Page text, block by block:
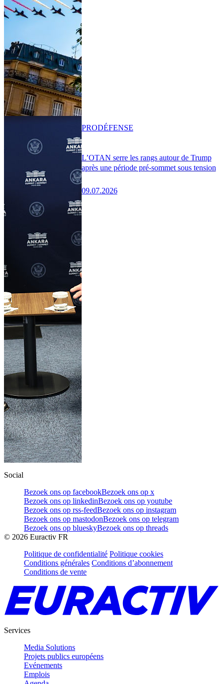
L’OTAN serre les rangs autour de Trump
après une période pré-sommet sous tension
09.07.2026
PRODÉFENSE
Social
Bezoek ons op facebookBezoek ons op x
Bezoek ons op linkedinBezoek ons op youtube
Bezoek ons op rss-feedBezoek ons op instagram
Bezoek ons op mastodonBezoek ons op telegram
Bezoek ons op blueskyBezoek ons op threads
© 2026 Euractiv FR
Politique de confidentialité Politique cookies
Conditions générales Conditions d’abonnement
Conditions de vente
Services
Media Solutions
Projets publics européens
Evénements
Emplois